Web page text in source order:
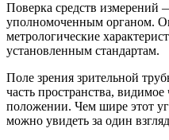
Поверка средств измерений
уполномоченным органом.
метрологические
установленным стандартам.
Поле зрения зрительной
часть пространства,
положении. Чем шире этот
можно увидеть за один